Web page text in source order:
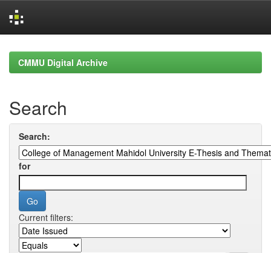
navigationCMMU Digital Archive
Search
Search:
for
Current filters: